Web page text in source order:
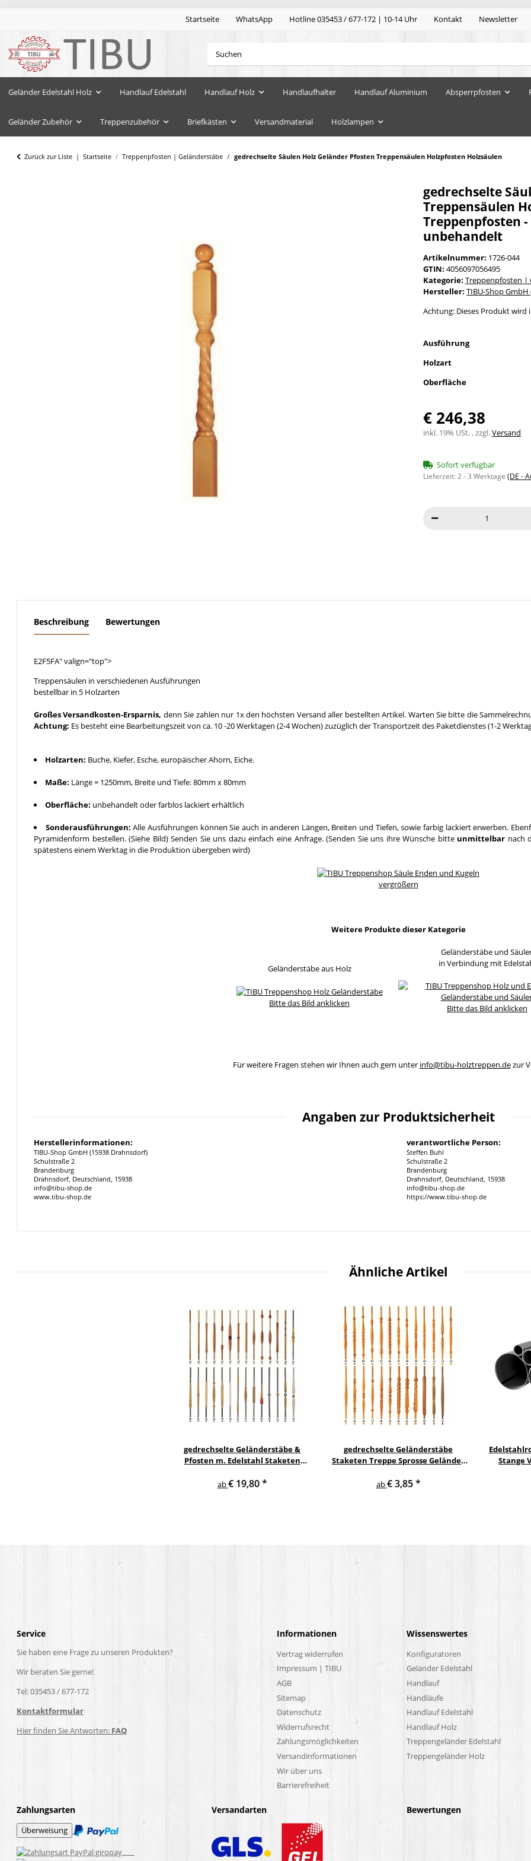
Startseite WhatsApp Hotline 035453 / 677-172 | 10-14 Uhr Kontakt Newsletter
Geländer Edelstahl Holz Handlauf Edelstahl Handlauf Holz Handlaufhalter Handlauf Aluminium Absperrpfosten
Geländer Zubehör Treppenzubehör Briefkästen Versandmaterial Holzlampen
Zurück zur Liste Startseite Treppenpfosten | Geländerstäbe gedrechselte Säulen Holz Geländer Pfosten Treppensäulen Holzpfosten Holzsäulen
gedrechselte
Treppensäulen
Treppenpfosten
unbehandelt
Artikelnummer: 1726-044
GTIN: 4056097056495
Kategorie: Treppenpfosten |
Hersteller: TIBU-Shop
Achtung: Dieses Produkt wird
Ausführung
Holzart
Oberfläche
€ 246,38
inkl. 19% USt. , zzgl.Versand
Sofort verfügbar
Lieferzeit:2 - 3 Werktage (DE -
Beschreibung Bewertungen
E2F5FA" valign="top">
Treppensäulen in verschiedenen Ausführungen
bestellbar in 5 Holzarten
Großes Versandkosten-Ersparnis, denn Sie zahlen nur 1x den höchsten Versand aller bestellten Artikel. Warten Sie bitte die
Achtung: Es besteht eine Bearbeitungszeit von ca. 10 -20 Werktagen (2-4 Wochen) zuzüglich der Transportzeit des Paketdienstes (1-2
Holzarten: Buche, Kiefer, Esche, europäischer Ahorn, Eiche.
Maße: Länge = 1250mm, Breite und Tiefe: 80mm x 80mm
Oberfläche: unbehandelt oder farblos lackiert erhältlich
Sonderausführungen: Alle Ausführungen können Sie auch in anderen Längen, Breiten und Tiefen, sowie farbig lackiert erwerben.
Pyramidenform bestellen. (Siehe Bild) Senden Sie uns dazu einfach eine Anfrage. (Senden Sie uns ihre Wünsche bitte unmittelbar nach
spätestens einem Werktag in die Produktion übergeben wird)
vergrößern
Weitere Produkte dieser Kategorie
Geländerstäbe aus Holz
Bitte das Bild anklicken
Geländerstäbe und
in Verbindung mit
Bitte das Bild anklicken
Für weitere Fragen stehen wir Ihnen auch gern unter info@tibu-holztreppen.dezur
Angaben zur Produktsicherheit
Herstellerinformationen:
TIBU-Shop GmbH (15938 Drahnsdorf)
Schulstraße 2
Brandenburg
Drahnsdorf, Deutschland, 15938
info@tibu-shop.de
www.tibu-shop.de
verantwortliche Person:
Steffen Buhl
Schulstraße 2
Brandenburg
Drahnsdorf, Deutschland, 15938
info@tibu-shop.de
https://www.tibu-shop.de
Ähnliche Artikel
gedrechselte Geländerstäbe &
Pfosten m. Edelstahl Staketen
ab€ 19,80*
gedrechselte Geländerstäbe
Staketen Treppe Sprosse Geländer
ab€ 3,85*
Stange
Service
Sie haben eine Frage zu unseren Produkten?
Wir beraten Sie gerne!
Tel: 035453 / 677-172
Kontaktformular
Hier finden Sie Antworten: FAQ
Informationen
Vertrag widerrufen
Impressum | TIBU
AGB
Sitemap
Datenschutz
Widerrufsrecht
Zahlungsmöglichkeiten
Versandinformationen
Wir über uns
Barrierefreiheit
Wissenswertes
Konfiguratoren
Geländer Edelstahl
Handlauf
Handläufe
Handlauf Edelstahl
Handlauf Holz
Treppengeländer Edelstahl
Treppengeländer Holz
Zahlungsarten Versandarten Bewertungen